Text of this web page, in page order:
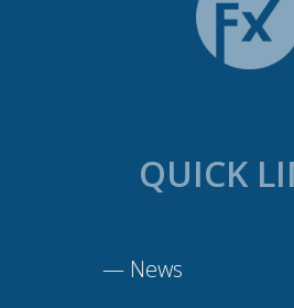
QUICK
— News